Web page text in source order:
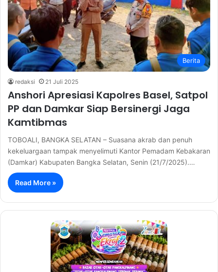
Berita
redaksi 21 Juli 2025
Anshori Apresiasi Kapolres Basel, Satpol
PP dan Damkar Siap Bersinergi Jaga
Kamtibmas
TOBOALI, BANGKA SELATAN – Suasana akrab dan penuh
kekeluargaan tampak menyelimuti Kantor Pemadam Kebakaran
(Damkar) Kabupaten Bangka Selatan, Senin (21/7/2025).…
Read More »